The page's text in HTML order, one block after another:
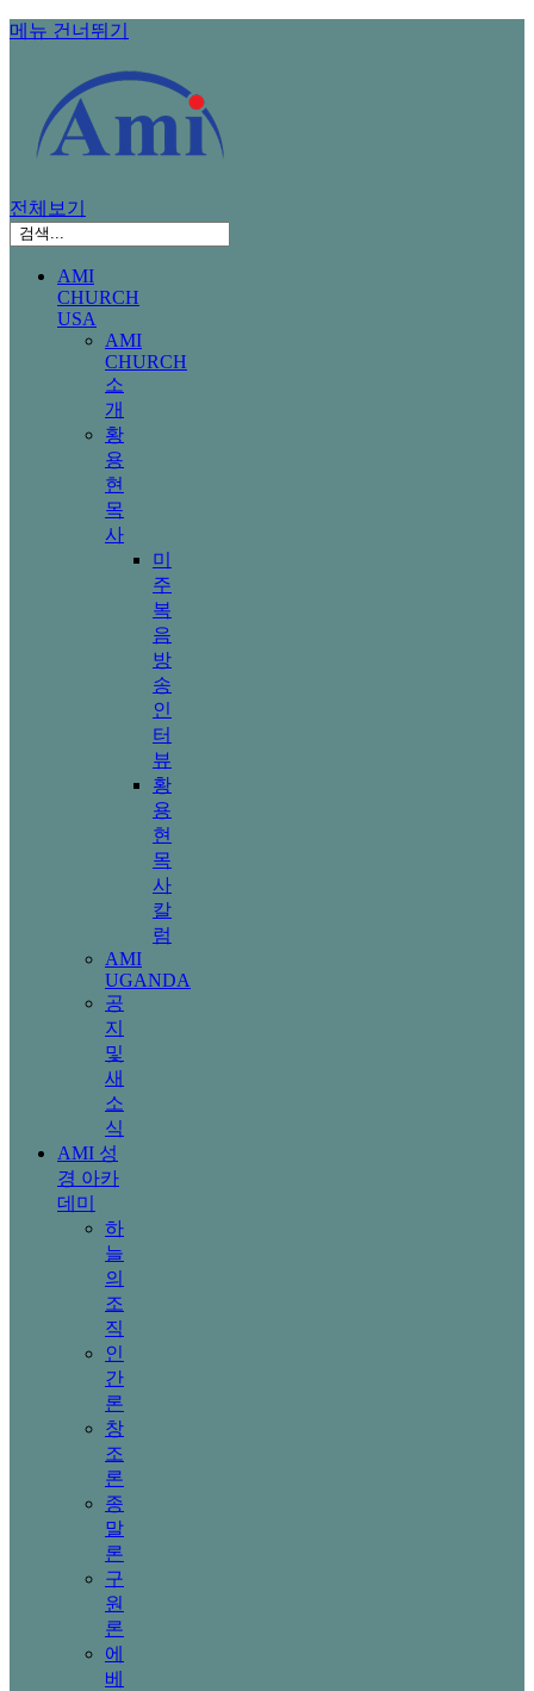
메뉴 건너뛰기
전체보기
AMI
CHURCH
USA
AMI
CHURCH
소
개
황
용
현
목
사
미
주
복
음
방
송
인
터
뷰
황
용
현
목
사
칼
럼
AMI
UGANDA
공
지
및
새
소
식
AMI 성
경 아카
데미
하
늘
의
조
직
인
간
론
창
조
론
종
말
론
구
원
론
에
베